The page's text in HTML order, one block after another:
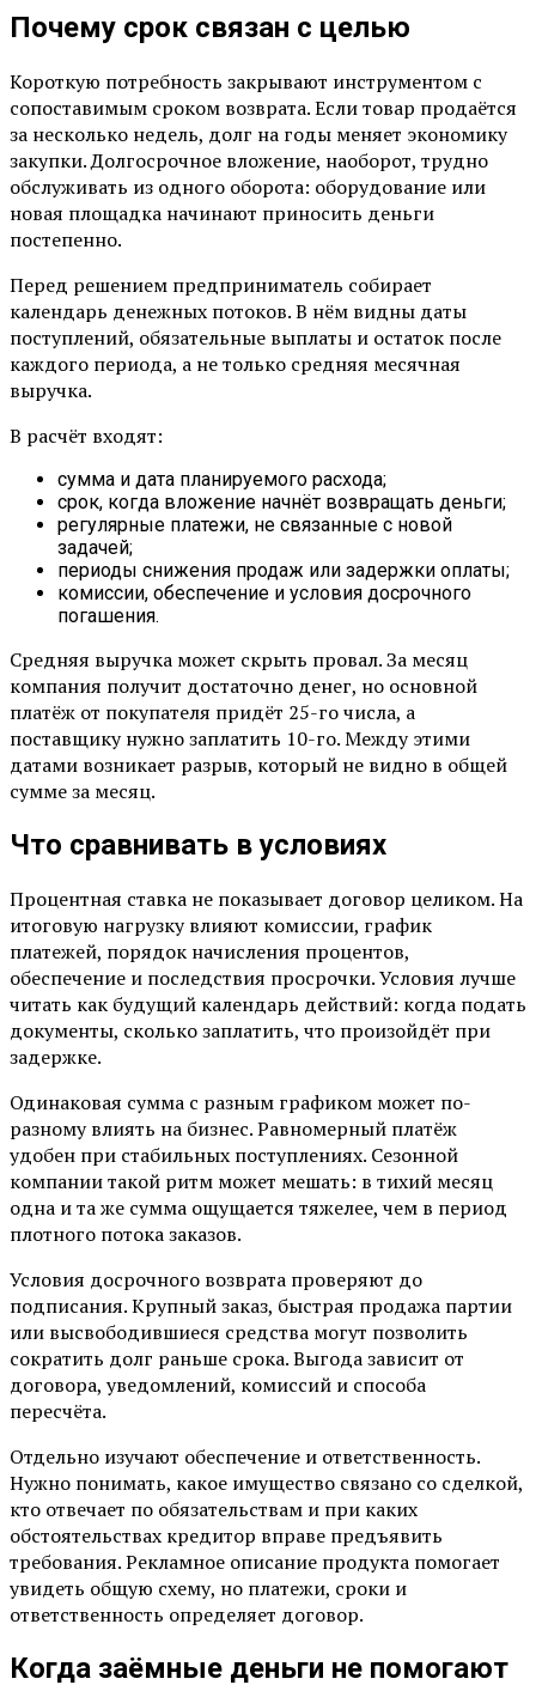
Почему срок связан с целью
Короткую потребность закрывают инструментом с
сопоставимым сроком возврата. Если товар продаётся
за несколько недель, долг на годы меняет экономику
закупки. Долгосрочное вложение, наоборот, трудно
обслуживать из одного оборота: оборудование или
новая площадка начинают приносить деньги
постепенно.
Перед решением предприниматель собирает
календарь денежных потоков. В нём видны даты
поступлений, обязательные выплаты и остаток после
каждого периода, а не только средняя месячная
выручка.
В расчёт входят:
сумма и дата планируемого расхода;
срок, когда вложение начнёт возвращать деньги;
регулярные платежи, не связанные с новой
задачей;
периоды снижения продаж или задержки оплаты;
комиссии, обеспечение и условия досрочного
погашения.
Средняя выручка может скрыть провал. За месяц
компания получит достаточно денег, но основной
платёж от покупателя придёт 25-го числа, а
поставщику нужно заплатить 10-го. Между этими
датами возникает разрыв, который не видно в общей
сумме за месяц.
Что сравнивать в условиях
Процентная ставка не показывает договор целиком. На
итоговую нагрузку влияют комиссии, график
платежей, порядок начисления процентов,
обеспечение и последствия просрочки. Условия лучше
читать как будущий календарь действий: когда подать
документы, сколько заплатить, что произойдёт при
задержке.
Одинаковая сумма с разным графиком может по-
разному влиять на бизнес. Равномерный платёж
удобен при стабильных поступлениях. Сезонной
компании такой ритм может мешать: в тихий месяц
одна и та же сумма ощущается тяжелее, чем в период
плотного потока заказов.
Условия досрочного возврата проверяют до
подписания. Крупный заказ, быстрая продажа партии
или высвободившиеся средства могут позволить
сократить долг раньше срока. Выгода зависит от
договора, уведомлений, комиссий и способа
пересчёта.
Отдельно изучают обеспечение и ответственность.
Нужно понимать, какое имущество связано со сделкой,
кто отвечает по обязательствам и при каких
обстоятельствах кредитор вправе предъявить
требования. Рекламное описание продукта помогает
увидеть общую схему, но платежи, сроки и
ответственность определяет договор.
Когда заёмные деньги не помогают